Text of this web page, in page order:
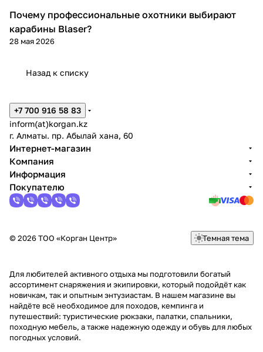
Blaser
Почему профессиональные охотники выбирают
карабины Blaser?
28 мая 2026
Назад к списку
+7 700 916 58 83
inform(at)korgan.kz
г. Алматы. пр. Абылай хана, 60
Интернет-магазин
Компания
Информация
Покупателю
© 2026 ТОО «Корган Центр» Темная тема
Для любителей активного отдыха мы подготовили богатый
ассортимент снаряжения и экипировки, который подойдёт как
новичкам, так и опытным энтузиастам. В нашем магазине вы
найдёте всё необходимое для походов, кемпинга и
путешествий: туристические рюкзаки, палатки, спальники,
походную мебель, а также надежную одежду и обувь для любых
погодных условий.